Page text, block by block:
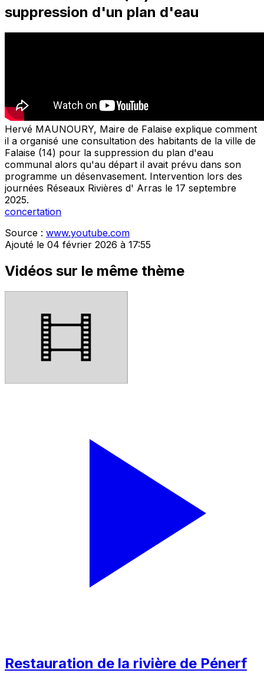
suppression d'un plan d'eau
Hervé MAUNOURY, Maire de Falaise explique comment
il a organisé une consultation des habitants de la ville de
Falaise (14) pour la suppression du plan d'eau
communal alors qu'au départ il avait prévu dans son
programme un désenvasement. Intervention lors des
journées Réseaux Rivières d' Arras le 17 septembre
2025.
concertation
Source : www.youtube.com
Ajouté le 04 février 2026 à 17:55
Vidéos sur le même thème
Restauration de la rivière de Pénerf